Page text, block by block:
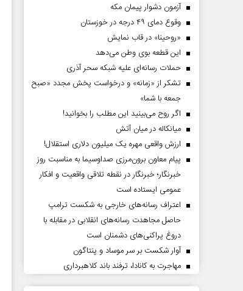
آزمون دشوار پیمان مکه
وقوع دمای ۴۹ درجه در خوزستان
«روحینا» در قاب نمایش
این قطعه بوی وطن می‌دهد
حملات رسانه‌ای علیه شبکه سحر آذری
تشکر از «زمانه» و درخواست پخش مجدد «صبح
جمعه با شما»
اگر روح می‌بینید این مطلب را بخوانید!
میانکاله در میان آتش
ارزش واقعی مهره یک میلیون دلاری استقلال!
پیام معاون برون‌مرزی صداوسیما به مناسبت روز
خبرنگار؛ خبرنگار در نقطه تلاقی واقعیت و افکار
عمومی ایستاده است
اعتراف رسانه‌های خارجی به شکست ترامپ
حاصل مجاهدت رسانه‌های انقلابی در مقابله با
دروغ پراکنی‌های دشمنان است
آوار شکست بر سر موساد و پنتاگون
مهاجرت به کانادا، ترفند باند کلاهبرداری